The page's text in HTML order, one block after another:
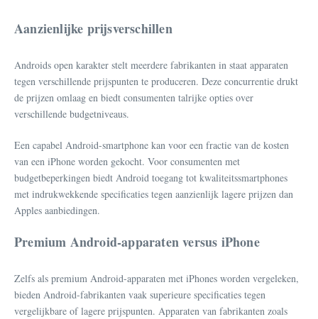
Aanzienlijke prijsverschillen
Androids open karakter stelt meerdere fabrikanten in staat apparaten
tegen verschillende prijspunten te produceren. Deze concurrentie drukt
de prijzen omlaag en biedt consumenten talrijke opties over
verschillende budgetniveaus.
Een capabel Android-smartphone kan voor een fractie van de kosten
van een iPhone worden gekocht. Voor consumenten met
budgetbeperkingen biedt Android toegang tot kwaliteitssmartphones
met indrukwekkende specificaties tegen aanzienlijk lagere prijzen dan
Apples aanbiedingen.
Premium Android-apparaten versus iPhone
Zelfs als premium Android-apparaten met iPhones worden vergeleken,
bieden Android-fabrikanten vaak superieure specificaties tegen
vergelijkbare of lagere prijspunten. Apparaten van fabrikanten zoals